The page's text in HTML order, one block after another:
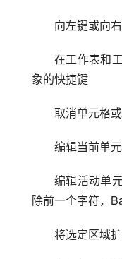
向左键或向
在工作表和
象的快捷键
取消单元格
编辑当前单
编辑活动单
除前一个字符，
将选定区域